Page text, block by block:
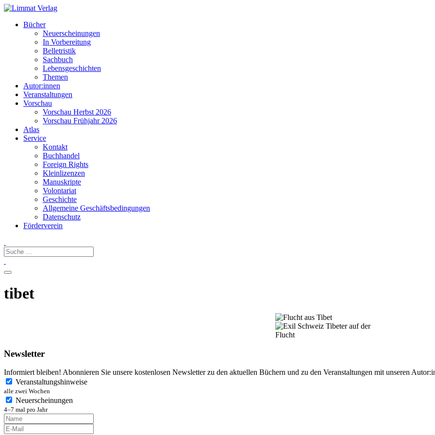
Bücher
Neuerscheinungen
In Vorbereitung
Belletristik
Sachbuch
Lebensgeschichten
Themen
Autor:innen
Veranstaltungen
Vorschau
Vorschau Herbst 2026
Vorschau Frühjahr 2026
Atlas
Service
Kontakt
Buchhandel
Foreign Rights
Kleinlizenzen
Manuskripte
Volontariat
Geschichte
Allgemeine Geschäftsbedingungen
Datenschutz
Förderverein
tibet
Newsletter
Informiert bleiben! Abonnieren Sie unsere kostenlosen Newsletter zu den aktuellen Büchern und zu den Veranstaltungen mit unseren
Veranstaltungshinweise
alle zwei Wochen
Neuerscheinungen
4–7 mal pro Jahr